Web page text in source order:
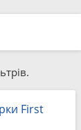
First